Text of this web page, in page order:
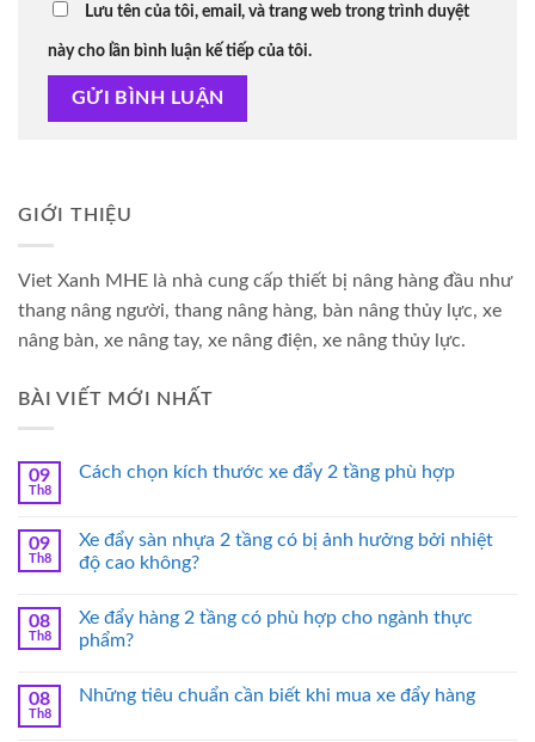
Lưu tên của tôi, email, và trang web trong trình duyệt
này cho lần bình luận kế tiếp của tôi.
GIỚI THIỆU
Viet Xanh MHE là nhà cung cấp thiết bị nâng hàng đầu như
thang nâng người, thang nâng hàng, bàn nâng thủy lực, xe
nâng bàn, xe nâng tay, xe nâng điện, xe nâng thủy lực.
BÀI VIẾT MỚI NHẤT
09
Th8
Cách chọn kích thước xe đẩy 2 tầng phù hợp
09
Th8
Xe đẩy sàn nhựa 2 tầng có bị ảnh hưởng bởi nhiệt
độ cao không?
08
Th8
Xe đẩy hàng 2 tầng có phù hợp cho ngành thực
phẩm?
08
Th8
Những tiêu chuẩn cần biết khi mua xe đẩy hàng